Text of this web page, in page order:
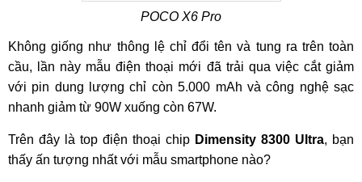
POCO X6 Pro
Không giống như thông lệ chỉ đổi tên và tung ra trên toàn
cầu, lần này mẫu điện thoại mới đã trải qua việc cắt giảm
với pin dung lượng chỉ còn 5.000 mAh và công nghệ sạc
nhanh giảm từ 90W xuống còn 67W.
Trên đây là top điện thoại chip Dimensity 8300 Ultra, bạn
thấy ấn tượng nhất với mẫu smartphone nào?